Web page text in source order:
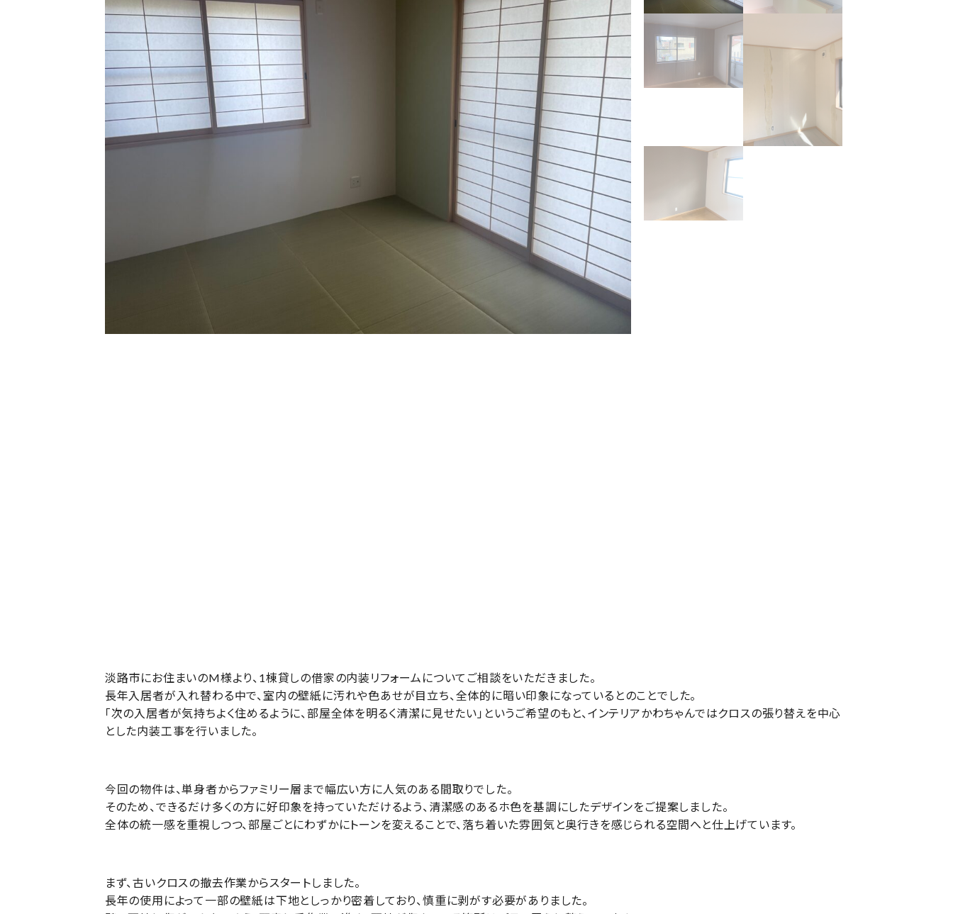
淡路市にお住まいのM様より、1棟貸しの借家の内装リフォームについてご相談をいただきました。
長年入居者が入れ替わる中で、室内の壁紙に汚れや色あせが目立ち、全体的に暗い印象になっているとのことでした。
「次の入居者が気持ちよく住めるように、部屋全体を明るく清潔に見せたい」というご希望のもと、インテリアかわちゃんではクロスの張り替えを中心
とした内装工事を行いました。
今回の物件は、単身者からファミリー層まで幅広い方に人気のある間取りでした。
そのため、できるだけ多くの方に好印象を持っていただけるよう、清潔感のあるホ色を基調にしたデザインをご提案しました。
全体の統一感を重視しつつ、部屋ごとにわずかにトーンを変えることで、落ち着いた雰囲気と奥行きを感じられる空間へと仕上げています。
まず、古いクロスの撤去作業からスタートしました。
長年の使用によって一部の壁紙は下地としっかり密着しており、慎重に剥がす必要がありました。